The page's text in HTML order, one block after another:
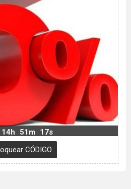
14h 51m 16s